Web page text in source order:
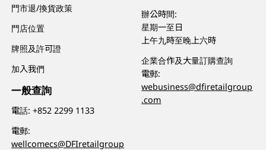
門市退/換貨政策
門店位置
牌照及許可證
加入我們
一般查詢
電話:+852 2299 1133
電郵:
wellcomecs@DFIretailgroup
辦公時間:
星期一至日
上午九時至晚上六時
企業合作及大量訂購查詢
電郵:
webusiness@dfiretailgroup
.com